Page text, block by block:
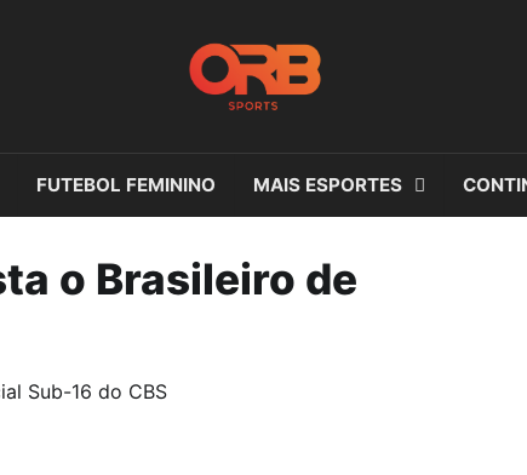
FUTEBOL FEMININO MAIS ESPORTES
o Brasileiro de
Sub-16 do CBS